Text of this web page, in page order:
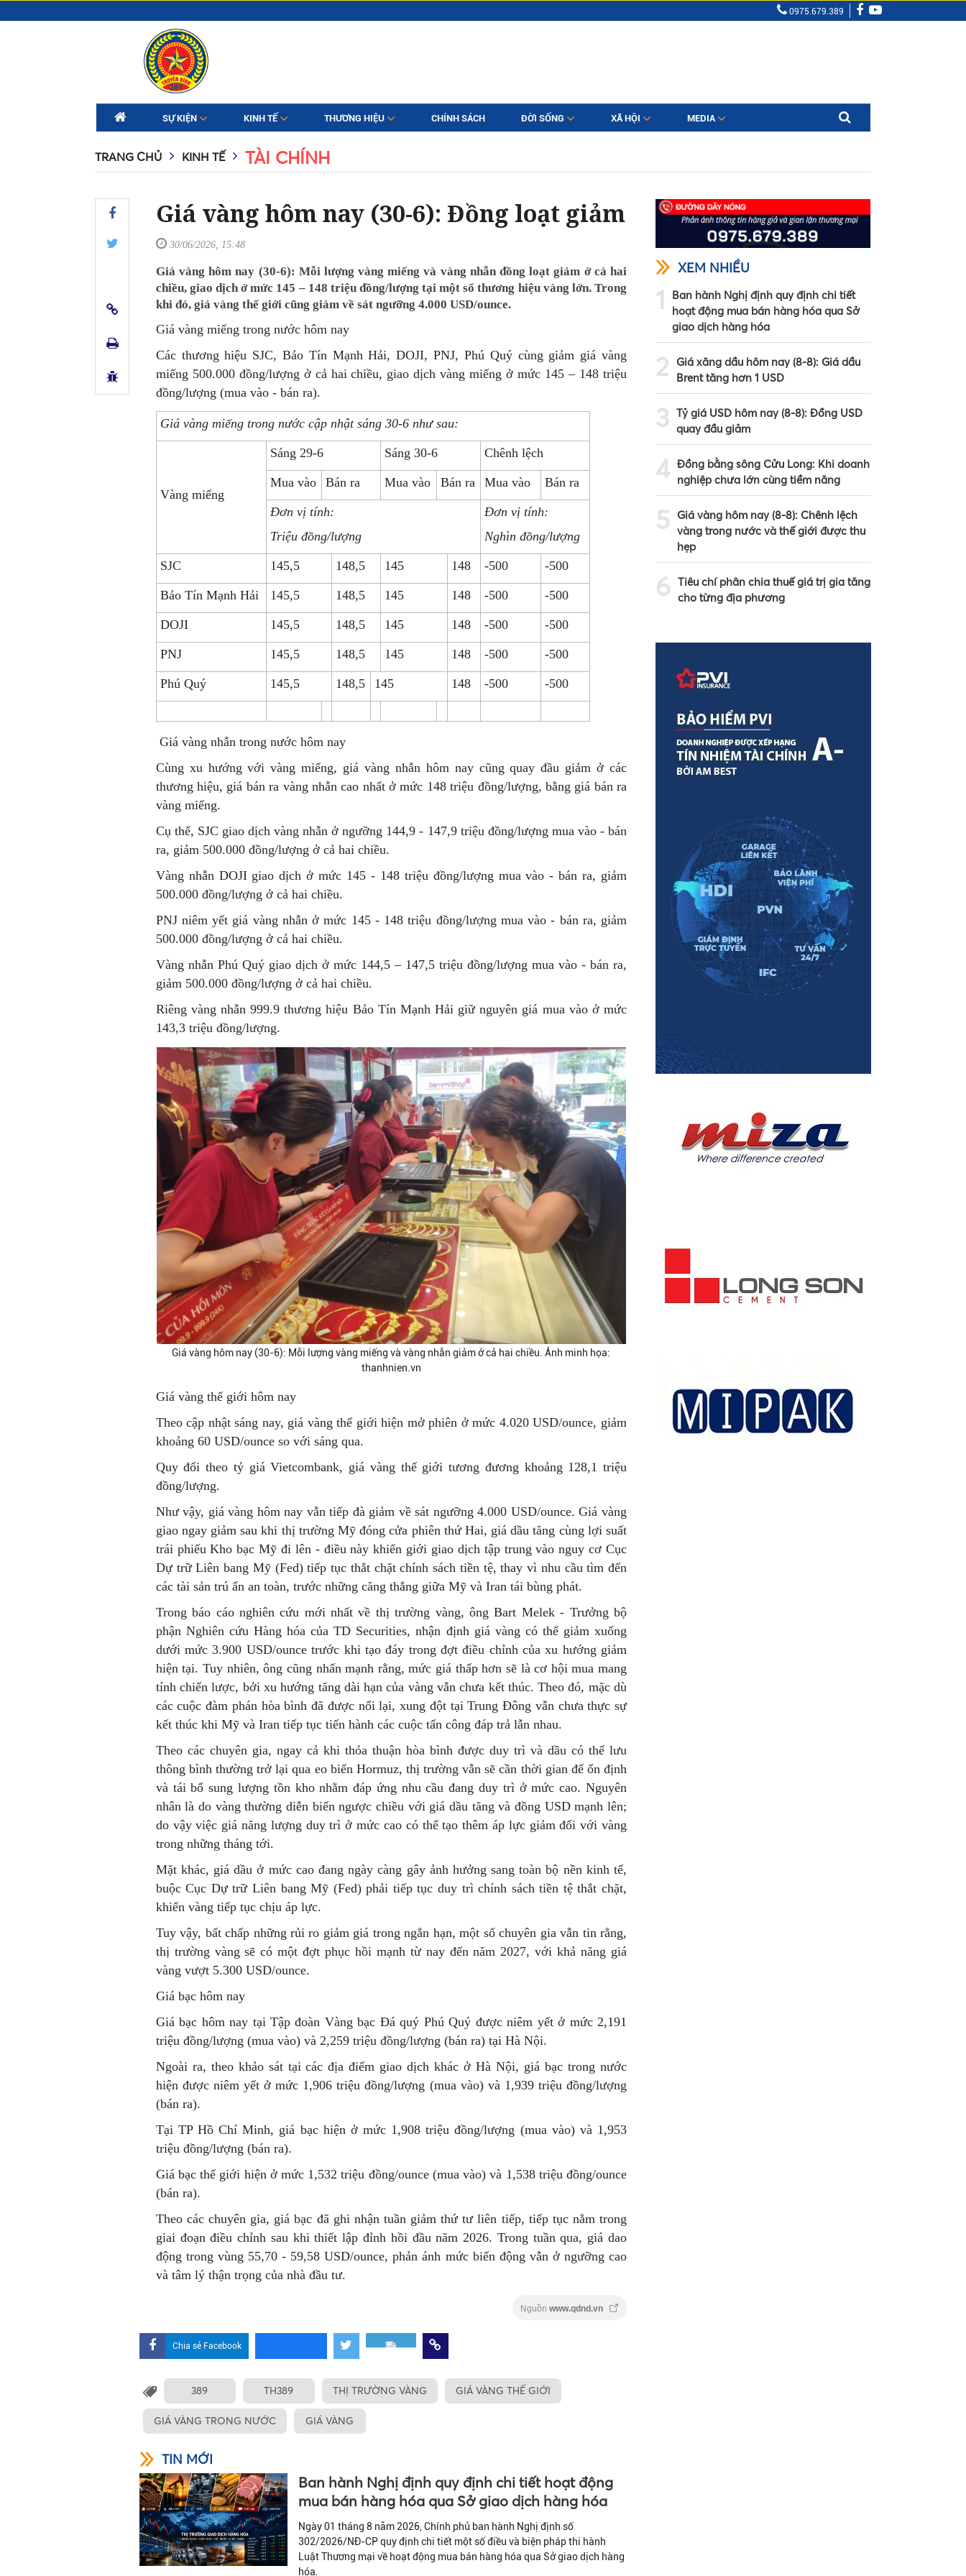
0975.679.389
SỰ KIỆN KINH TẾ THƯƠNG HIỆU CHÍNH SÁCH ĐỜI SỐNG XÃ HỘI MEDIA
TRANG CHỦ KINH TẾ TÀI CHÍNH
Giá vàng hôm nay (30-6): Đồng loạt giảm
30/06/2026, 15:48
Giá vàng hôm nay (30-6): Mỗi lượng vàng miếng và vàng nhẫn đồng loạt giảm ở cả hai
chiều, giao dịch ở mức 145 – 148 triệu đồng/lượng tại một số thương hiệu vàng lớn. Trong
khi đó, giá vàng thế giới cũng giảm về sát ngưỡng 4.000 USD/ounce.
Giá vàng miếng trong nước hôm nay
Các thương hiệu SJC, Bảo Tín Mạnh Hải, DOJI, PNJ, Phú Quý cùng giảm giá vàng
miếng 500.000 đồng/lượng ở cả hai chiều, giao dịch vàng miếng ở mức 145 – 148 triệu
đồng/lượng (mua vào - bán ra).
Giá vàng miếng trong nước cập nhật sáng 30-6 như sau:
Vàng miếng
Sáng 29-6 Sáng 30-6 Chênh lệch
Mua vào Bán ra Mua vào Bán ra Mua vào Bán ra
Đơn vị tính:
Triệu đồng/lượng
Đơn vị tính:
Nghìn đồng/lượng
SJC 145,5 148,5 145 148 -500 -500
Bảo Tín Mạnh Hải 145,5 148,5 145 148 -500 -500
DOJI 145,5 148,5 145 148 -500 -500
PNJ 145,5 148,5 145 148 -500 -500
Phú Quý 145,5 148,5 145 148 -500 -500
Giá vàng nhẫn trong nước hôm nay
Cùng xu hướng với vàng miếng, giá vàng nhẫn hôm nay cũng quay đầu giảm ở các
thương hiệu, giá bán ra vàng nhẫn cao nhất ở mức 148 triệu đồng/lượng, bằng giá bán ra
vàng miếng.
Cụ thể, SJC giao dịch vàng nhẫn ở ngưỡng 144,9 - 147,9 triệu đồng/lượng mua vào - bán
ra, giảm 500.000 đồng/lượng ở cả hai chiều.
Vàng nhẫn DOJI giao dịch ở mức 145 - 148 triệu đồng/lượng mua vào - bán ra, giảm
500.000 đồng/lượng ở cả hai chiều.
PNJ niêm yết giá vàng nhẫn ở mức 145 - 148 triệu đồng/lượng mua vào - bán ra, giảm
500.000 đồng/lượng ở cả hai chiều.
Vàng nhẫn Phú Quý giao dịch ở mức 144,5 – 147,5 triệu đồng/lượng mua vào - bán ra,
giảm 500.000 đồng/lượng ở cả hai chiều.
Riêng vàng nhẫn 999.9 thương hiệu Bảo Tín Mạnh Hải giữ nguyên giá mua vào ở mức
143,3 triệu đồng/lượng.
Giá vàng hôm nay (30-6): Mỗi lượng vàng miếng và vàng nhẫn giảm ở cả hai chiều. Ảnh minh họa:
thanhnien.vn
Giá vàng thế giới hôm nay
Theo cập nhật sáng nay, giá vàng thế giới hiện mở phiên ở mức 4.020 USD/ounce, giảm
khoảng 60 USD/ounce so với sáng qua.
Quy đổi theo tỷ giá Vietcombank, giá vàng thế giới tương đương khoảng 128,1 triệu
đồng/lượng.
Như vậy, giá vàng hôm nay vẫn tiếp đà giảm về sát ngưỡng 4.000 USD/ounce. Giá vàng
giao ngay giảm sau khi thị trường Mỹ đóng cửa phiên thứ Hai, giá dầu tăng cùng lợi suất
trái phiếu Kho bạc Mỹ đi lên - điều này khiến giới giao dịch tập trung vào nguy cơ Cục
Dự trữ Liên bang Mỹ (Fed) tiếp tục thắt chặt chính sách tiền tệ, thay vì nhu cầu tìm đến
các tài sản trú ẩn an toàn, trước những căng thẳng giữa Mỹ và Iran tái bùng phát.
Trong báo cáo nghiên cứu mới nhất về thị trường vàng, ông Bart Melek - Trưởng bộ
phận Nghiên cứu Hàng hóa của TD Securities, nhận định giá vàng có thể giảm xuống
dưới mức 3.900 USD/ounce trước khi tạo đáy trong đợt điều chỉnh của xu hướng giảm
hiện tại. Tuy nhiên, ông cũng nhấn mạnh rằng, mức giá thấp hơn sẽ là cơ hội mua mang
tính chiến lược, bởi xu hướng tăng dài hạn của vàng vẫn chưa kết thúc. Theo đó, mặc dù
các cuộc đàm phán hòa bình đã được nối lại, xung đột tại Trung Đông vẫn chưa thực sự
kết thúc khi Mỹ và Iran tiếp tục tiến hành các cuộc tấn công đáp trả lẫn nhau.
Theo các chuyên gia, ngay cả khi thỏa thuận hòa bình được duy trì và dầu có thể lưu
thông bình thường trở lại qua eo biển Hormuz, thị trường vẫn sẽ cần thời gian để ổn định
và tái bổ sung lượng tồn kho nhằm đáp ứng nhu cầu đang duy trì ở mức cao. Nguyên
nhân là do vàng thường diễn biến ngược chiều với giá dầu tăng và đồng USD mạnh lên;
do vậy việc giá năng lượng duy trì ở mức cao có thể tạo thêm áp lực giảm đối với vàng
trong những tháng tới.
Mặt khác, giá dầu ở mức cao đang ngày càng gây ảnh hưởng sang toàn bộ nền kinh tế,
buộc Cục Dự trữ Liên bang Mỹ (Fed) phải tiếp tục duy trì chính sách tiền tệ thắt chặt,
khiến vàng tiếp tục chịu áp lực.
Tuy vậy, bất chấp những rủi ro giảm giá trong ngắn hạn, một số chuyên gia vẫn tin rằng,
thị trường vàng sẽ có một đợt phục hồi mạnh từ nay đến năm 2027, với khả năng giá
vàng vượt 5.300 USD/ounce.
Giá bạc hôm nay
Giá bạc hôm nay tại Tập đoàn Vàng bạc Đá quý Phú Quý được niêm yết ở mức 2,191
triệu đồng/lượng (mua vào) và 2,259 triệu đồng/lượng (bán ra) tại Hà Nội.
Ngoài ra, theo khảo sát tại các địa điểm giao dịch khác ở Hà Nội, giá bạc trong nước
hiện được niêm yết ở mức 1,906 triệu đồng/lượng (mua vào) và 1,939 triệu đồng/lượng
(bán ra).
Tại TP Hồ Chí Minh, giá bạc hiện ở mức 1,908 triệu đồng/lượng (mua vào) và 1,953
triệu đồng/lượng (bán ra).
Giá bạc thế giới hiện ở mức 1,532 triệu đồng/ounce (mua vào) và 1,538 triệu đồng/ounce
(bán ra).
Theo các chuyên gia, giá bạc đã ghi nhận tuần giảm thứ tư liên tiếp, tiếp tục nằm trong
giai đoạn điều chỉnh sau khi thiết lập đỉnh hồi đầu năm 2026. Trong tuần qua, giá dao
động trong vùng 55,70 - 59,58 USD/ounce, phản ánh mức biến động vẫn ở ngưỡng cao
và tâm lý thận trọng của nhà đầu tư.
Nguồn www.qdnd.vn
Chia sẻ Facebook
389 TH389 THỊ TRƯỜNG VÀNG GIÁ VÀNG THẾ GIỚI
GIÁ VÀNG TRONG NƯỚC GIÁ VÀNG
TIN MỚI
Ban hành Nghị định quy định chi tiết hoạt động
mua bán hàng hóa qua Sở giao dịch hàng hóa
Ngày 01 tháng 8 năm 2026, Chính phủ ban hành Nghị định số
302/2026/NĐ-CP quy định chi tiết một số điều và biện pháp thi hành
Luật Thương mại về hoạt động mua bán hàng hóa qua Sở giao dịch hàng
hóa.
XEM NHIỀU
1
Ban hành Nghị định quy định chi tiết
hoạt động mua bán hàng hóa qua Sở
giao dịch hàng hóa
2
Giá xăng dầu hôm nay (8-8): Giá dầu
Brent tăng hơn 1 USD
3 Tỷ giá USD hôm nay (8-8): Đồng USD
quay đầu giảm
4 Đồng bằng sông Cửu Long: Khi doanh
nghiệp chưa lớn cùng tiềm năng
5
Giá vàng hôm nay (8-8): Chênh lệch
vàng trong nước và thế giới được thu
hẹp
6 Tiêu chí phân chia thuế giá trị gia tăng
cho từng địa phương